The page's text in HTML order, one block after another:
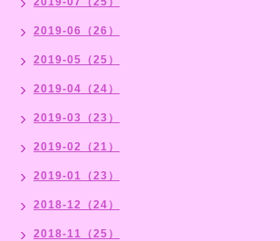
2019-06（26）
2019-05（25）
2019-04（24）
2019-03（23）
2019-02（21）
2019-01（23）
2018-12（24）
2018-11（25）